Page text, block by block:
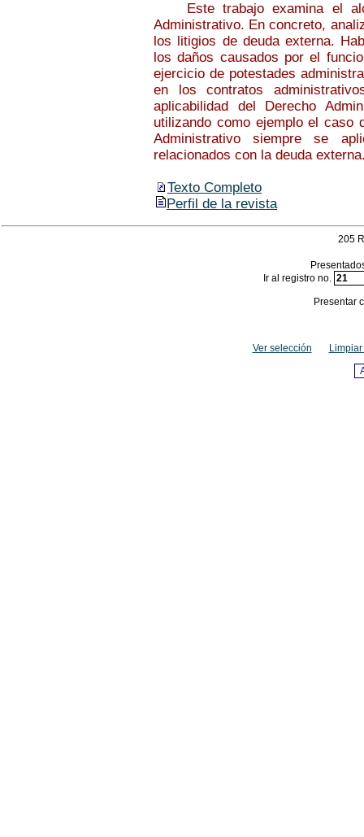
Este trabajo examina el
Administrativo. En concreto,
los litigios de deuda externa.
los daños causados por el
ejercicio de potestades
en los contratos
aplicabilidad del Derecho
utilizando como ejemplo el caso
Administrativo siempre se
relacionados con la deuda
Texto Completo
Perfil de la revista
205
Ir al registro no.
Presentar
Ver selección